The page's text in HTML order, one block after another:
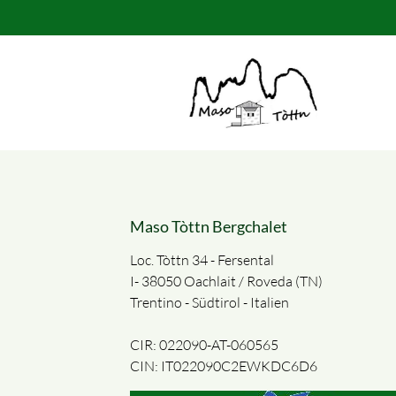
Suchbegriffe
Maso Tòttn Bergchalet
Loc. Tòttn 34 - Fersental
I- 38050 Oachlait / Roveda (TN)
Trentino - Südtirol - Italien
CIR: 022090-AT-060565
CIN: IT022090C2EWKDC6D6